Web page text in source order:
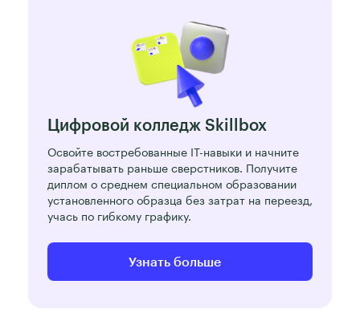
Цифровой колледж Skillbox
Освойте востребованные IT-навыки и начните
зарабатывать раньше сверстников. Получите
диплом о среднем специальном образовании
установленного образца без затрат на переезд,
учась по гибкому графику.
Узнать больше